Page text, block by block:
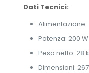
Dati Tecnici:
Alimentazione:
Potenza: 200 W
Peso netto: 28
Dimensioni: